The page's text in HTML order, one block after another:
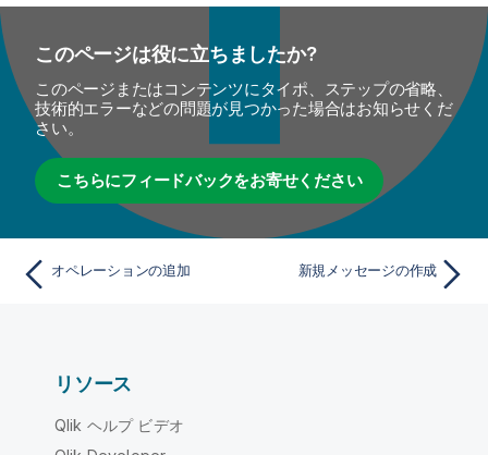
このページは役に立ちましたか?
このページまたはコンテンツにタイポ、ステップの省略、
技術的エラーなどの問題が見つかった場合はお知らせくだ
さい。
こちらにフィードバックをお寄せください
オペレーションの追加 新規メッセージの作成
リソース
Qlik ヘルプ ビデオ